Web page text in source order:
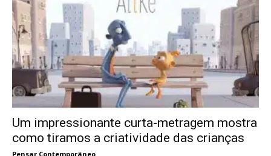
Um impressionante curta-metragem mostra
como tiramos a criatividade das crianças
Pensar Contemporâneo